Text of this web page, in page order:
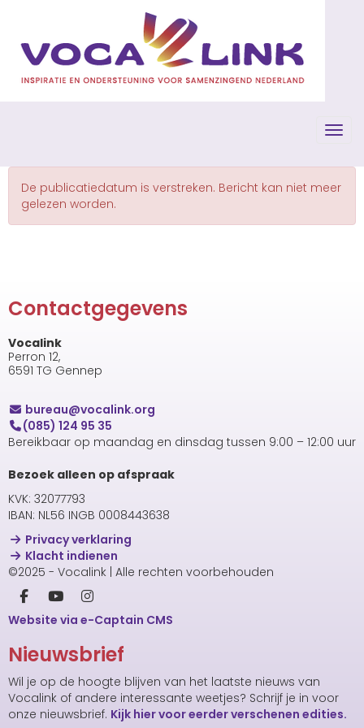
De publicatiedatum is verstreken. Bericht kan niet meer
gelezen worden.
Contactgegevens
Vocalink
Perron 12,
6591 TG Gennep
uaerub@vocalink.org
(085) 124 95 35
Bereikbaar op maandag en dinsdag tussen 9:00 – 12:00 uur
Bezoek alleen op afspraak
KVK: 32077793
IBAN: NL56 INGB 0008443638
Privacy verklaring
Klacht indienen
©2025 - Vocalink | Alle rechten voorbehouden
Website via e-Captain CMS
Nieuwsbrief
Wil je op de hoogte blijven van het laatste nieuws van
Vocalink of andere interessante weetjes? Schrijf je in voor
onze nieuwsbrief. Kijk hier voor eerder verschenen edities.